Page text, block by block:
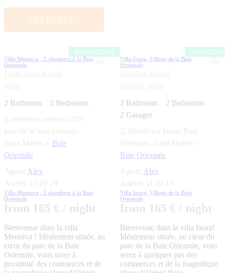
GET DETAILS
MODERN DESIGN
Villa Menorca , 2 chambres à la Baie
Orientale
2 Bathroom 2 Bedrooms
2 residence menorca 253
parc de la baie orientale,
Saint Martin
Baie
Orientale
Agent:
Alex
Added:
11.10.19
Villa Menorca , 2 chambres à la Baie
Orientale
from 165 € / night
Bienvenue dans la villa
Menorca ! Idéalement située, au
cœur du parc de la Baie
Orientale, vous serez à
proximité des commerces et de
MODERN
Villa Ixora, Village de la Baie
Orientale
2 Bathroom 2 Bedrooms
2 Garages
2, Résidence Ixora, Baie
Orientale, Saint Martin
Baie Orientale
Agent:
Alex
Added:
11.10.19
Villa Ixora, Village de la Baie
Orientale
from 165 € / night
Bienvenue dans la villa Ixora!
Idéalement située, au cœur du
parc de la Baie Orientale, vous
serez à quelques pas des
commerces et de la magnifique